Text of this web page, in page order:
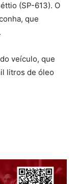
(SP-613). O
que
veículo, que
litros de óleo